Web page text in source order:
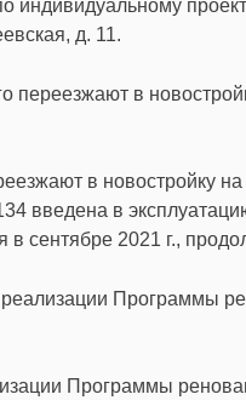
индивидуальному
д. 11.
в новостройку
введена в
сентябре 2021 г.,
Программы